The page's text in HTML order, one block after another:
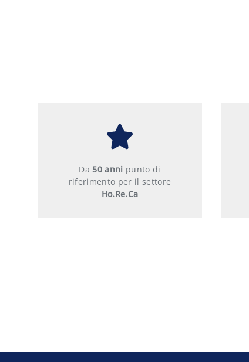
Da 50 anni punto di
riferimento per il settore
Ho.Re.Ca